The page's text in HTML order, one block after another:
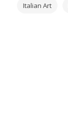
Italian Art